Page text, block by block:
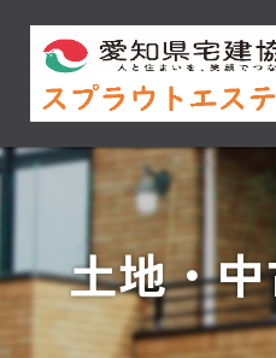
土地・